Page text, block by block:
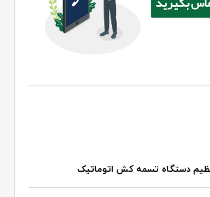
دستگاه تسمه کش اتوماتیک